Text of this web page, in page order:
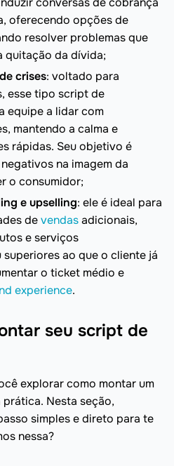
oferecendo opções de
resolver problemas que
quitação da dívida;
crises: voltado para
esse tipo script de
equipe a lidar com
mantendo a calma e
rápidas. Seu objetivo é
na imagem da
o consumidor;
e upselling: ele é ideal para
devendasadicionais,
e serviços
ao que o cliente já
o ticket médio e
experience.
seu script de
explorar como montar um
Nesta seção,
simples e direto para te
nessa?